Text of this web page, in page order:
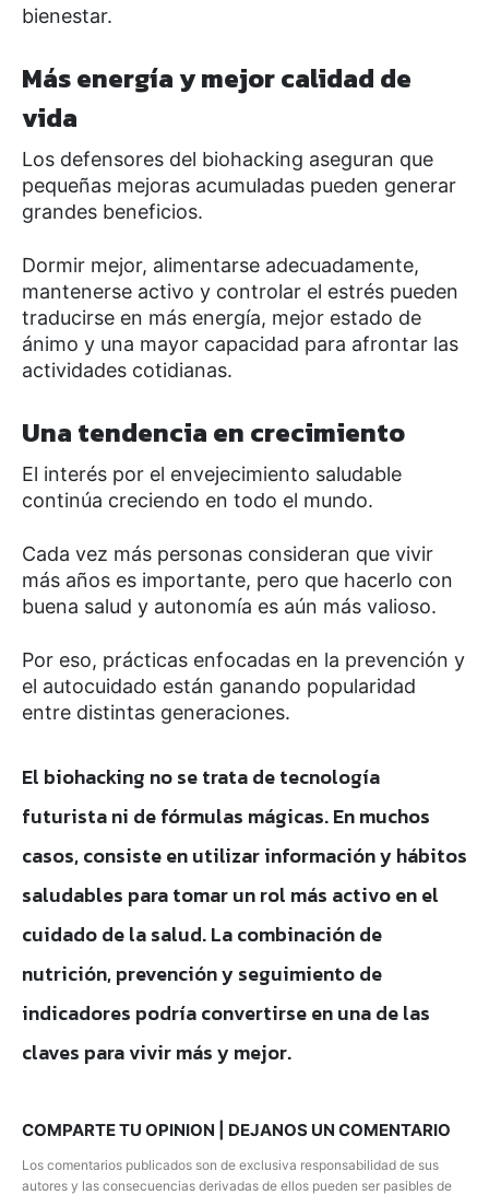
bienestar.
Más energía y mejor calidad de
vida
Los defensores del biohacking aseguran que
pequeñas mejoras acumuladas pueden generar
grandes beneficios.
Dormir mejor, alimentarse adecuadamente,
mantenerse activo y controlar el estrés pueden
traducirse en más energía, mejor estado de
ánimo y una mayor capacidad para afrontar las
actividades cotidianas.
Una tendencia en crecimiento
El interés por el envejecimiento saludable
continúa creciendo en todo el mundo.
Cada vez más personas consideran que vivir
más años es importante, pero que hacerlo con
buena salud y autonomía es aún más valioso.
Por eso, prácticas enfocadas en la prevención y
el autocuidado están ganando popularidad
entre distintas generaciones.
El biohacking no se trata de tecnología
futurista ni de fórmulas mágicas. En muchos
casos, consiste en utilizar información y hábitos
saludables para tomar un rol más activo en el
cuidado de la salud. La combinación de
nutrición, prevención y seguimiento de
indicadores podría convertirse en una de las
claves para vivir más y mejor.
COMPARTE TU OPINION | DEJANOS UN COMENTARIO
Los comentarios publicados son de exclusiva responsabilidad de sus
autores y las consecuencias derivadas de ellos pueden ser pasibles de